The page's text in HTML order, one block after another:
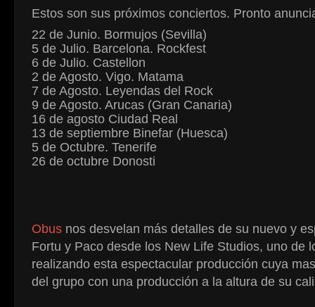
Estos son sus próximos conciertos. Pronto
22 de Junio. Bormujos (Sevilla)
5 de Julio. Barcelona. Rockfest
6 de Julio. Castellon
2 de Agosto. Vigo. Matama
7 de Agosto. Leyendas del Rock
9 de Agosto. Arucas (Gran Canaria)
16 de agosto Ciudad Real
13 de septiembre Binefar (Huesca)
5 de Octubre. Tenerife
26 de octubre Donosti
Obus nos desvelan más detalles de su nuevo y
Fortu y Paco desde los New Life Studios, uno de
realizando esta espectacular producción cuya
del grupo con una producción a la altura de su